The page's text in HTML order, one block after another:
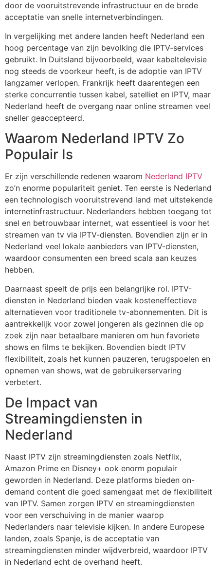
door de vooruitstrevende infrastructuur en de brede
acceptatie van snelle internetverbindingen.
In vergelijking met andere landen heeft Nederland een
hoog percentage van zijn bevolking die IPTV-services
gebruikt. In Duitsland bijvoorbeeld, waar kabeltelevisie
nog steeds de voorkeur heeft, is de adoptie van IPTV
langzamer verlopen. Frankrijk heeft daarentegen een
sterke concurrentie tussen kabel, satelliet en IPTV, maar
Nederland heeft de overgang naar online streamen veel
sneller geaccepteerd.
Waarom Nederland IPTV Zo
Populair Is
Er zijn verschillende redenen waarom Nederland IPTV
zo’n enorme populariteit geniet. Ten eerste is Nederland
een technologisch vooruitstrevend land met uitstekende
internetinfrastructuur. Nederlanders hebben toegang tot
snel en betrouwbaar internet, wat essentieel is voor het
streamen van tv via IPTV-diensten. Bovendien zijn er in
Nederland veel lokale aanbieders van IPTV-diensten,
waardoor consumenten een breed scala aan keuzes
hebben.
Daarnaast speelt de prijs een belangrijke rol. IPTV-
diensten in Nederland bieden vaak kosteneffectieve
alternatieven voor traditionele tv-abonnementen. Dit is
aantrekkelijk voor zowel jongeren als gezinnen die op
zoek zijn naar betaalbare manieren om hun favoriete
shows en films te bekijken. Bovendien biedt IPTV
flexibiliteit, zoals het kunnen pauzeren, terugspoelen en
opnemen van shows, wat de gebruikerservaring
verbetert.
De Impact van
Streamingdiensten in
Nederland
Naast IPTV zijn streamingdiensten zoals Netflix,
Amazon Prime en Disney+ ook enorm populair
geworden in Nederland. Deze platforms bieden on-
demand content die goed samengaat met de flexibiliteit
van IPTV. Samen zorgen IPTV en streamingdiensten
voor een verschuiving in de manier waarop
Nederlanders naar televisie kijken. In andere Europese
landen, zoals Spanje, is de acceptatie van
streamingdiensten minder wijdverbreid, waardoor IPTV
in Nederland echt de overhand heeft.